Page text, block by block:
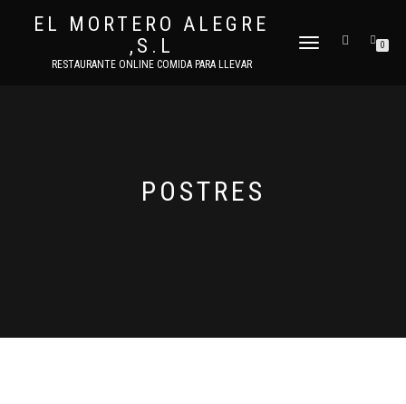
EL MORTERO ALEGRE
,S.L
RESTAURANTE ONLINE COMIDA PARA LLEVAR
CAMBIAR
0
POSTRES